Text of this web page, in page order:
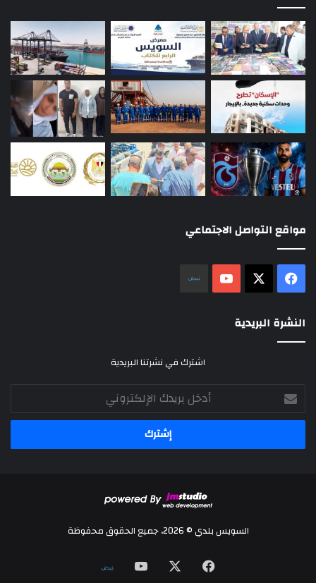
مواقع التواصل الاجتماعي
فيسبوك ‫YouTube
النشرة البريدية
اشترك في نشرتنا البريدية
أدخل
بريدك
الإلكتروني
السويس بلدي © 2026، جميع الحقوق محفوظة
فيسبوك ‫YouTube